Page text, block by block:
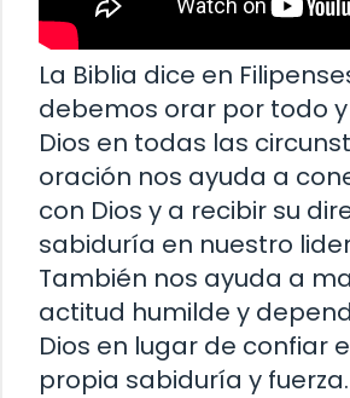
La Biblia dice en
debemos orar por todo
Dios en todas las
oración nos ayuda a
con Dios y a recibir su
sabiduría en nuestro
También nos ayuda a
actitud humilde y
Dios en lugar de confiar
propia sabiduría y fuerza.